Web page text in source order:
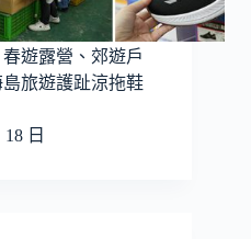
遊露營、郊遊戶
旅遊護趾涼拖鞋
日